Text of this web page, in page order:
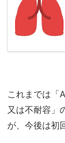
これまでは「
又は不耐容」
が、今後は初